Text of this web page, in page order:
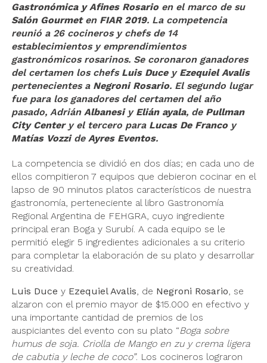
Gastronómica y Afines Rosarioen el marco de su
Salón Gourmeten FIAR 2019. La competencia
reunió a 26 cocineros y chefs de 14
establecimientos y emprendimientos
gastronómicos rosarinos. Se coronaron ganadores
del certamen los chefs Luis Ducey Ezequiel Avalis
pertenecientes a Negroni Rosario. El segundo lugar
fue para los ganadores del certamen del año
pasado, AdriánAlbanesiy Elián ayala, de Pullman
City Centery el tercero para Lucas De Francoy
Matías Vozzide Ayres Eventos.
La competencia se dividió en dos días; en cada uno de
ellos compitieron 7 equipos que debieron cocinar en el
lapso de 90 minutos platos característicos de nuestra
gastronomía, perteneciente al libro Gastronomía
Regional Argentina de FEHGRA, cuyo ingrediente
principal eran Boga y Surubí. A cada equipo se le
permitió elegir 5 ingredientes adicionales a su criterio
para completar la elaboración de su plato y desarrollar
su creatividad.
Luis Duce y Ezequiel Avalis , de Negroni Rosario , se
alzaron con el premio mayor de $15.000 en efectivo y
una importante cantidad de premios de los
auspiciantes del evento con su plato “Boga sobre
humus de soja. Criolla de Mango en zu y crema ligera
de cabutia y leche de coco”. Los cocineros lograron